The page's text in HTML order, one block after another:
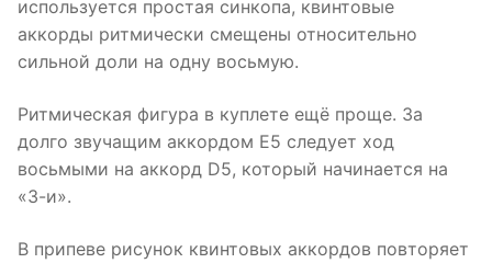
используется простая синкопа, квинтовые
аккорды ритмически смещены относительно
сильной доли на одну восьмую.
Ритмическая фигура в куплете ещё проще. За
долго звучащим аккордом E5 следует ход
восьмыми на аккорд D5, который начинается на
«3-и».
В припеве рисунок квинтовых аккордов повторяет